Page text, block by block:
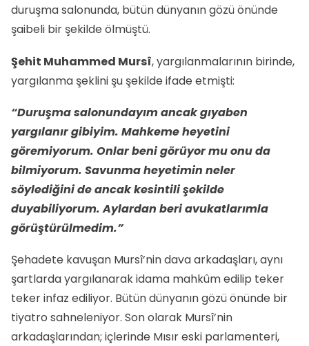
duruşma salonunda, bütün dünyanın gözü önünde
şaibeli bir şekilde ölmüştü.
Şehit Muhammed Mursî, yargılanmalarının birinde,
yargılanma şeklini şu şekilde ifade etmişti:
“Duruşma salonundayım ancak gıyaben
yargılanır gibiyim. Mahkeme heyetini
göremiyorum. Onlar beni görüyor mu onu da
bilmiyorum. Savunma heyetimin neler
söylediğini de ancak kesintili şekilde
duyabiliyorum. Aylardan beri avukatlarımla
görüştürülmedim.”
Şehadete kavuşan Mursî’nin dava arkadaşları, aynı
şartlarda yargılanarak idama mahkûm edilip teker
teker infaz ediliyor. Bütün dünyanın gözü önünde bir
tiyatro sahneleniyor. Son olarak Mursî’nin
arkadaşlarından; içlerinde Mısır eski parlamenteri,